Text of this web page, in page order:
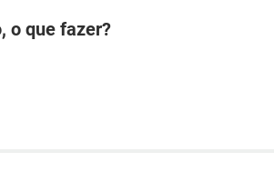
o que fazer?